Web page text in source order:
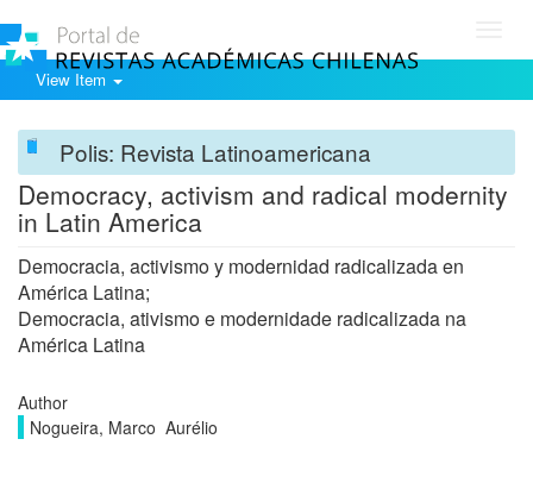
View Item
Polis: Revista Latinoamericana
Democracy, activism and radical modernity
in Latin America
Democracia, activismo y modernidad radicalizada en
América Latina;
Democracia, ativismo e modernidade radicalizada na
América Latina
Author
Nogueira, Marco Aurélio